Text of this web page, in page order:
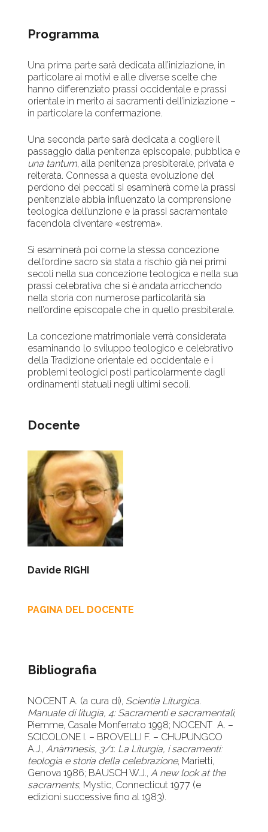
Programma
Una prima parte sarà dedicata all’iniziazione, in
particolare ai motivi e alle diverse scelte che
hanno differenziato prassi occidentale e prassi
orientale in merito ai sacramenti dell’iniziazione –
in particolare la confermazione.
Una seconda parte sarà dedicata a cogliere il
passaggio dalla penitenza episcopale, pubblica e
una tantum, alla penitenza presbiterale, privata e
reiterata. Connessa a questa evoluzione del
perdono dei peccati si esaminerà come la prassi
penitenziale abbia influenzato la comprensione
teologica dell’unzione e la prassi sacramentale
facendola diventare «estrema».
Si esaminerà poi come la stessa concezione
dell’ordine sacro sia stata a rischio già nei primi
secoli nella sua concezione teologica e nella sua
prassi celebrativa che si è andata arricchendo
nella storia con numerose particolarità sia
nell’ordine episcopale che in quello presbiterale.
La concezione matrimoniale verrà considerata
esaminando lo sviluppo teologico e celebrativo
della Tradizione orientale ed occidentale e i
problemi teologici posti particolarmente dagli
ordinamenti statuali negli ultimi secoli.
Docente
Davide RIGHI
PAGINA DEL DOCENTE
Bibliografia
NOCENT A. (a cura di), Scientia Liturgica.
Manuale di litugia, 4: Sacramenti e sacramentali,
Piemme, Casale Monferrato 1998; NOCENT A. –
SCICOLONE I. – BROVELLI F. – CHUPUNGCO
A.J.,Anàmnesis, 3/1: La Liturgia, i sacramenti:
teologia e storia della celebrazione, Marietti,
Genova 1986; BAUSCH W.J.,A new look at the
sacraments, Mystic, Connecticut 1977 (e
edizioni successive fino al 1983).